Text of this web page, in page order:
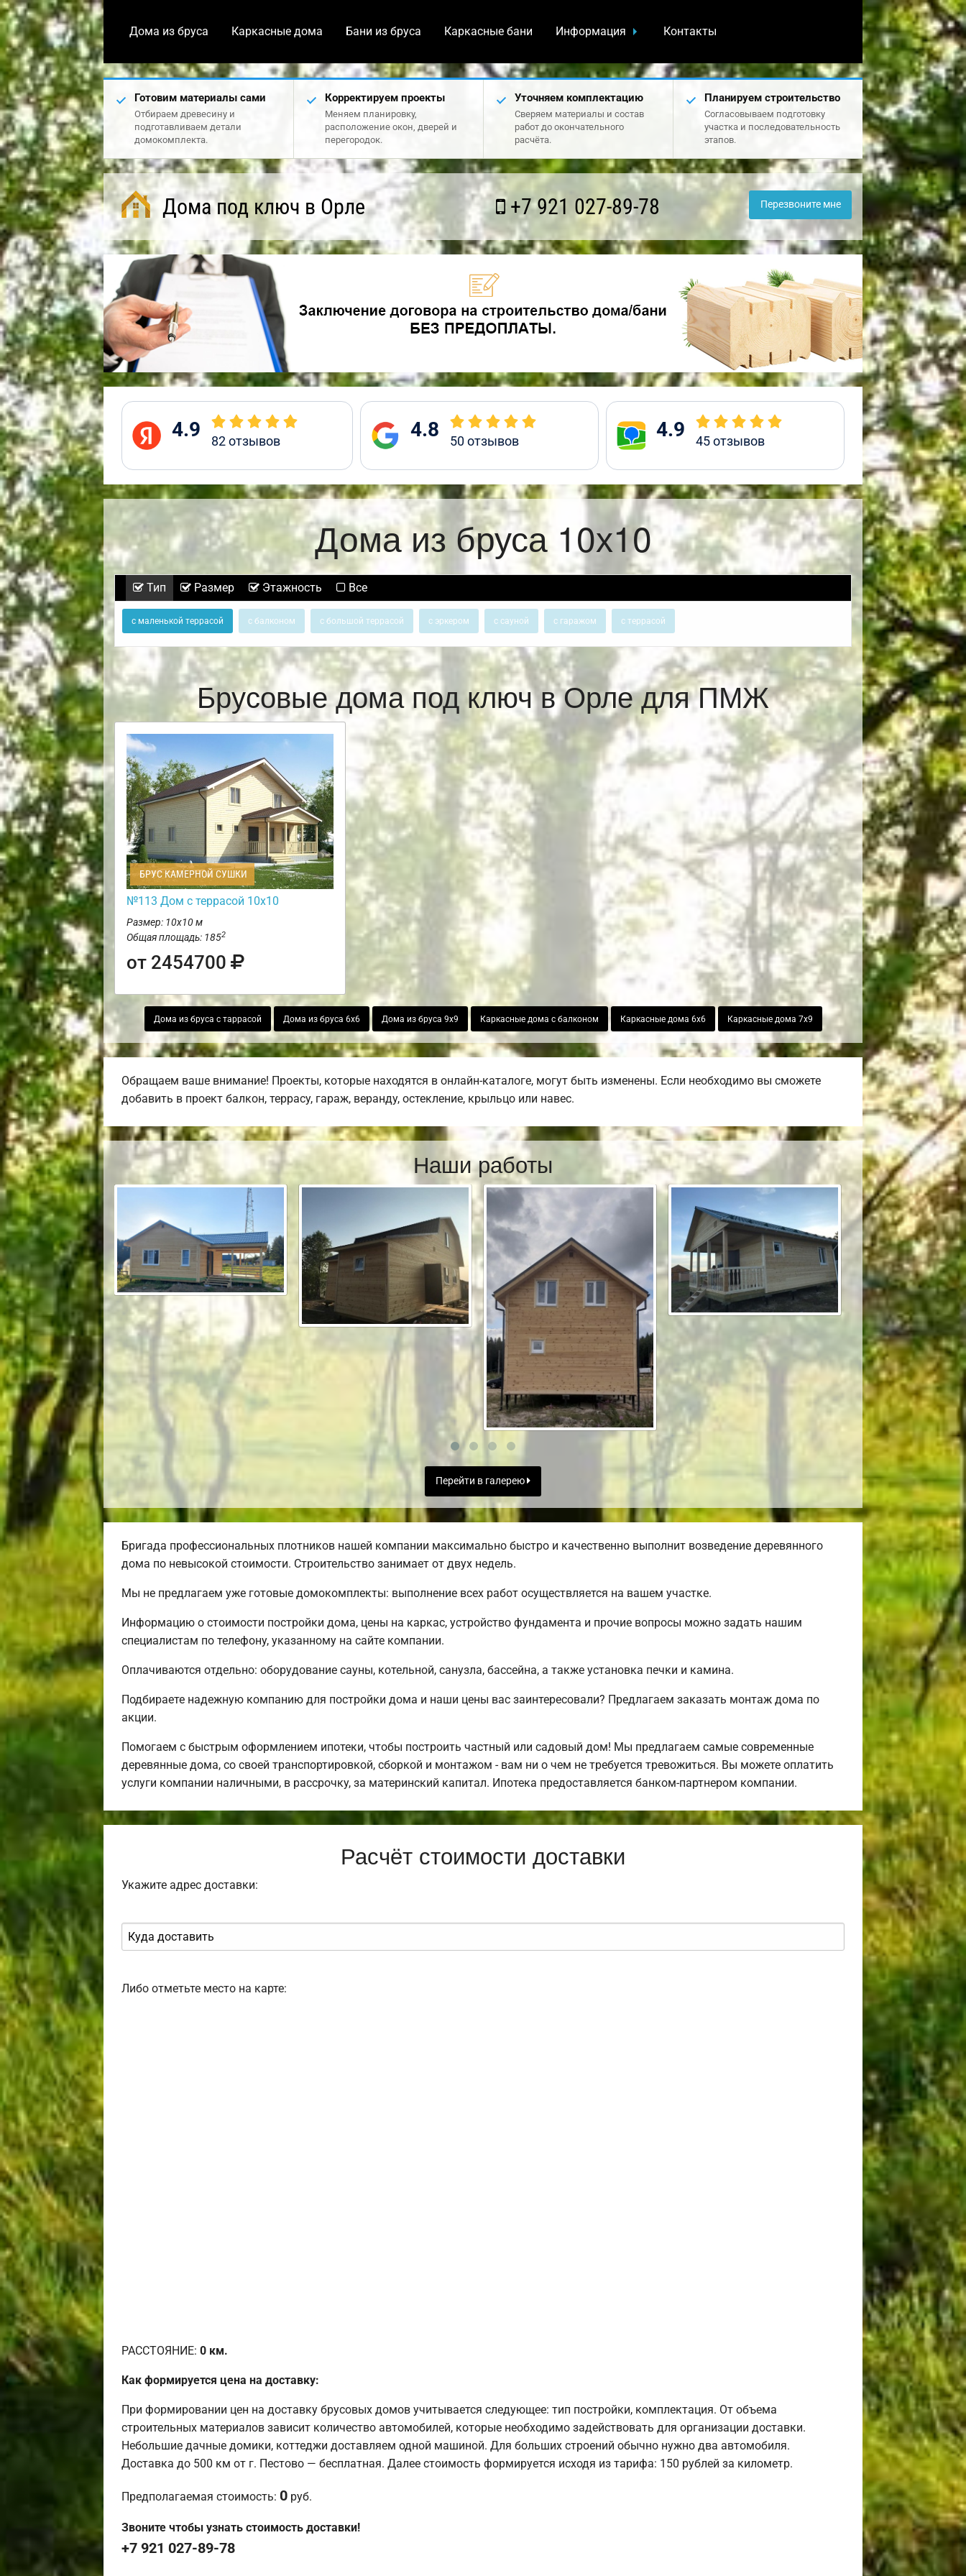
Дома из бруса Каркасные дома Бани из бруса Каркасные бани Информация Контакты
Готовим материалы сами
Отбираем древесину и
подготавливаем детали
домокомплекта.
Корректируем проекты
Меняем планировку,
расположение окон, дверей и
перегородок.
Уточняем комплектацию
Сверяем материалы и состав
работ до окончательного
расчёта.
Планируем строительство
Согласовываем подготовку
участка и последовательность
этапов.
Дома под ключ в Орле +7 921 027-89-78 Перезвоните мне
4.9 82отзывов 4.8 50отзывов 4.9 45отзывов
Дома из бруса 10х10
Тип Размер Этажность Все
с маленькой террасой с балконом с большой террасой с эркером с сауной с гаражом с террасой
Брусовые дома под ключ в Орле для ПМЖ
БРУС КАМЕРНОЙ СУШКИ
№113 Дом с террасой 10х10
Размер: 10х10 м
Общая площадь: 1852
от 2454700
Дома из бруса с таррасой Дома из бруса 6х6 Дома из бруса 9х9 Каркасные дома с балконом Каркасные дома 6х6 Каркасные дома 7х9
Обращаем ваше внимание! Проекты, которые находятся в онлайн-каталоге, могут быть изменены. Если необходимо вы сможете
добавить в проект балкон, террасу, гараж, веранду, остекление, крыльцо или навес.
Наши работы
Перейти в галерею
Бригада профессиональных плотников нашей компании максимально быстро и качественно выполнит возведение деревянного
дома по невысокой стоимости. Строительство занимает от двух недель.
Мы не предлагаем уже готовые домокомплекты: выполнение всех работ осуществляется на вашем участке.
Информацию о стоимости постройки дома, цены на каркас, устройство фундамента и прочие вопросы можно задать нашим
специалистам по телефону, указанному на сайте компании.
Оплачиваются отдельно: оборудование сауны, котельной, санузла, бассейна, а также установка печки и камина.
Подбираете надежную компанию для постройки дома и наши цены вас заинтересовали? Предлагаем заказать монтаж дома по
акции.
Помогаем с быстрым оформлением ипотеки, чтобы построить частный или садовый дом! Мы предлагаем самые современные
деревянные дома, со своей транспортировкой, сборкой и монтажом - вам ни о чем не требуется тревожиться. Вы можете оплатить
услуги компании наличными, в рассрочку, за материнский капитал. Ипотека предоставляется банком-партнером компании.
Расчёт стоимости доставки
Укажите адрес доставки:
Либо отметьте место на карте:
РАССТОЯНИЕ: 0 км.
Как формируется цена на доставку:
При формировании цен на доставку брусовых домов учитывается следующее: тип постройки, комплектация. От объема
строительных материалов зависит количество автомобилей, которые необходимо задействовать для организации доставки.
Небольшие дачные домики, коттеджи доставляем одной машиной. Для больших строений обычно нужно два автомобиля.
Доставка до 500 км от г. Пестово — бесплатная. Далее стоимость формируется исходя из тарифа: 150 рублей за километр.
Предполагаемая стоимость: 0 руб.
Звоните чтобы узнать стоимость доставки!
+7 921 027-89-78